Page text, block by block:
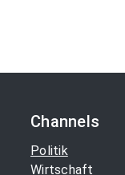
Channels
Politik
Wirtschaft